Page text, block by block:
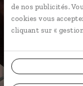
de nos publicités.
cookies vous
cliquant sur «